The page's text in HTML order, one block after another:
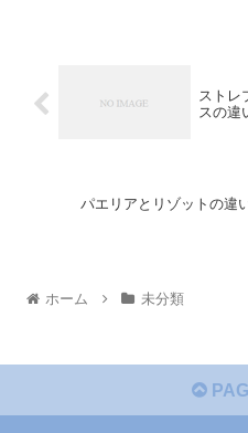
ストレ
スの違
パエリアとリゾットの違
ホーム 未分類